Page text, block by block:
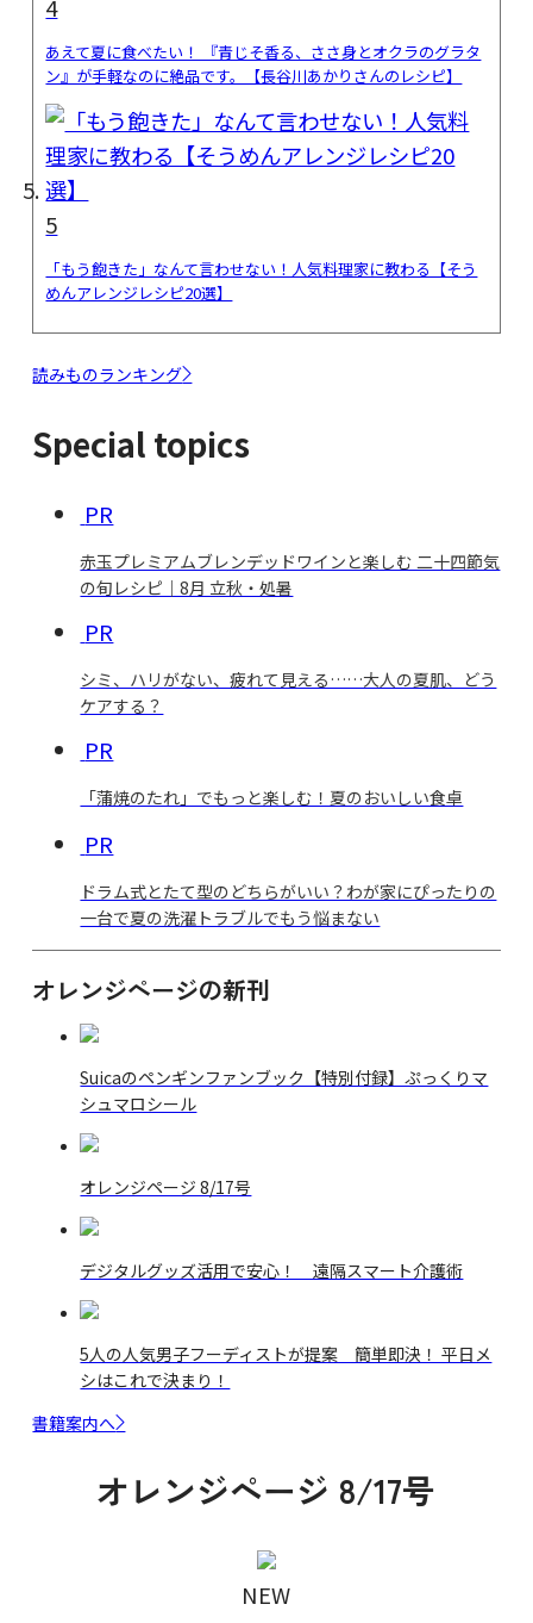
4
あえて夏に食べたい！ 『青じそ香る、ささ身とオクラのグラタ
ン』が手軽なのに絶品です。【長谷川あかりさんのレシピ】
5
「もう飽きた」なんて言わせない！人気料理家に教わる【そう
めんアレンジレシピ20選】
読みものランキング
Special topics
PR
赤玉プレミアムブレンデッドワインと楽しむ 二十四節気
の旬レシピ｜8月 立秋・処暑
PR
シミ、ハリがない、疲れて見える……大人の夏肌、どう
ケアする？
PR
「蒲焼のたれ」でもっと楽しむ！夏のおいしい食卓
PR
ドラム式とたて型のどちらがいい？わが家にぴったりの
一台で夏の洗濯トラブルでもう悩まない
オレンジページの新刊
Suicaのペンギンファンブック【特別付録】ぷっくりマ
シュマロシール
オレンジページ 8/17号
デジタルグッズ活用で安心！ 遠隔スマート介護術
5人の人気男子フーディストが提案 簡単即決！ 平日メ
シはこれで決まり！
書籍案内へ
オレンジページ 8/17号
NEW